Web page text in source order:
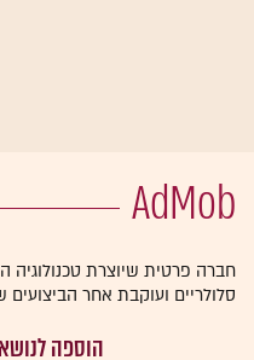
AdMob
חברה פרטית שיוצרת
סלולריים ועוקבת אחר